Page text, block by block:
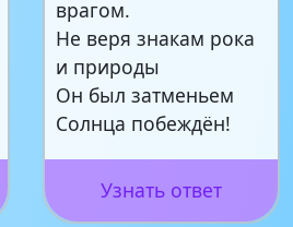
врагом.
Не веря знакам рока
и природы
Он был затменьем
Солнца побеждён!
Узнать ответ